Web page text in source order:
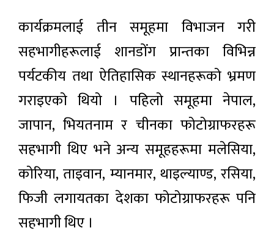
कार्यक्रमलाई तीन समूहमा विभाजन गरी
सहभागीहरूलाई शानडोंग प्रान्तका विभिन्न
पर्यटकीय तथा ऐतिहासिक स्थानहरूको भ्रमण
गराइएको थियो । पहिलो समूहमा नेपाल,
जापान, भियतनाम र चीनका फोटोग्राफरहरू
सहभागी थिए भने अन्य समूहहरूमा मलेसिया,
कोरिया, ताइवान, म्यानमार, थाइल्याण्ड, रसिया,
फिजी लगायतका देशका फोटोग्राफरहरू पनि
सहभागी थिए ।